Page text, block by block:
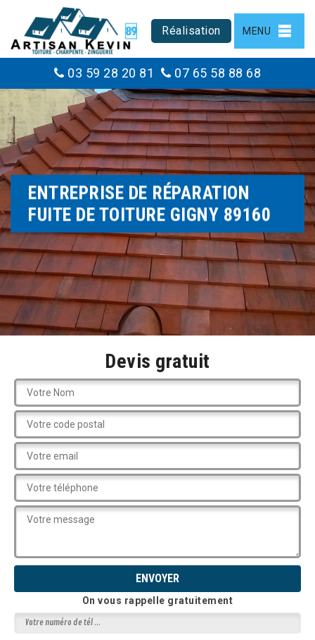
Réalisation MENU
03 59 28 20 81 07 65 58 88 68
ENTREPRISE DE RÉPARATION
FUITE DE TOITURE GIGNY 89160
Devis gratuit
On vous rappelle gratuitement